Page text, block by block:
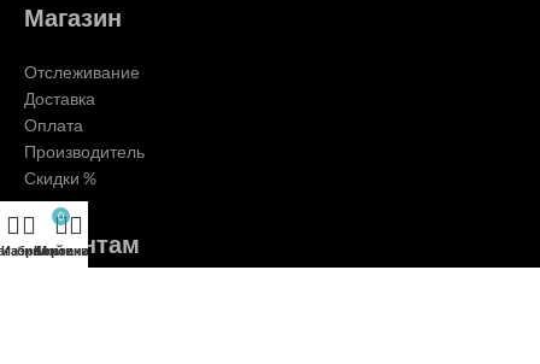
Магазин
Отслеживание
Доставка
Оплата
Производитель
Скидки %
Клиентам
Избранное
0
Корзина
Мой аккаунт